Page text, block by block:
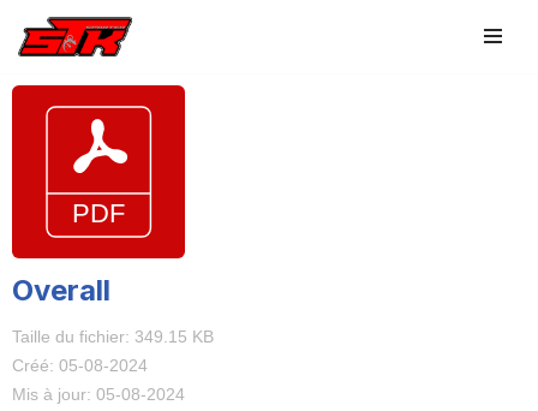
contenu
Overall
Taille du fichier: 349.15 KB
Créé: 05-08-2024
Mis à jour: 05-08-2024